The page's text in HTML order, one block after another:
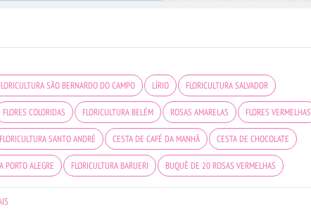
SÃO BERNARDO DO CAMPO LÍRIO FLORICULTURA SALVADOR
FLORES COLORIDAS FLORICULTURA BELÉM ROSAS AMARELAS FLORES VERMELHAS
FLORICULTURA SANTO ANDRÉ CESTA DE CAFÉ DA MANHÃ CESTA DE CHOCOLATE
PORTO ALEGRE FLORICULTURA BARUERI BUQUÊ DE 20 ROSAS VERMELHAS